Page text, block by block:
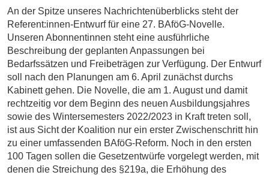
An der Spitze unseres Nachrichtenüberblicks steht der
Referent:innen-Entwurf für eine 27. BAföG-Novelle.
Unseren Abonnentinnen steht eine ausführliche
Beschreibung der geplanten Anpassungen bei
Bedarfssätzen und Freibeträgen zur Verfügung. Der Entwurf
soll nach den Planungen am 6. April zunächst durchs
Kabinett gehen. Die Novelle, die am 1. August und damit
rechtzeitig vor dem Beginn des neuen Ausbildungsjahres
sowie des Wintersemesters 2022/2023 in Kraft treten soll,
ist aus Sicht der Koalition nur ein erster Zwischenschritt hin
zu einer umfassenden BAföG-Reform. Noch in den ersten
100 Tagen sollen die Gesetzentwürfe vorgelegt werden, mit
denen die Streichung des §219a, die Erhöhung des